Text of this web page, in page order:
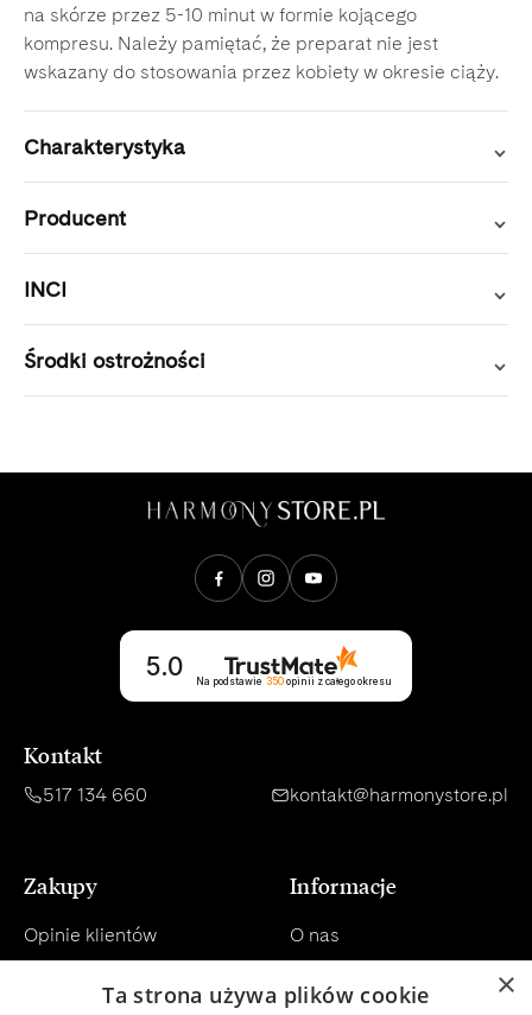
na skórze przez 5-10 minut w formie kojącego
kompresu. Należy pamiętać, że preparat nie jest
wskazany do stosowania przez kobiety w okresie ciąży.
Charakterystyka
Producent
INCI
Środki ostrożności
Opinie klientów
5.0
Na podstawie 350 opinii z całego okresu
Kontakt
517 134 660 kontakt@harmonystore.pl
Zakupy
Opinie klientów
Konsultacja
Informacje
O nas
Regulamin ×
Ta strona używa plików cookie